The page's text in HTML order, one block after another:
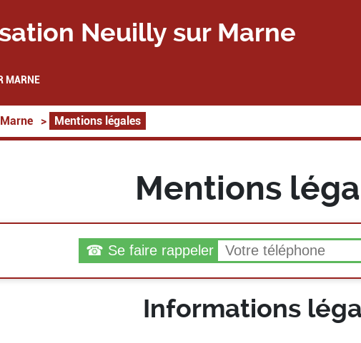
Neuilly sur Marne
MARNE
> Mentions légales
Mentions
☎ Se faire rappeler
Informations